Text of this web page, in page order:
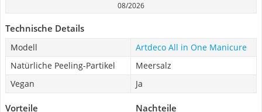
08/2026
Technische Details
Modell
Artdeco All in One Manicure
Natürliche Peeling-Partikel
Meersalz
Vegan
Ja
Vorteile Nachteile